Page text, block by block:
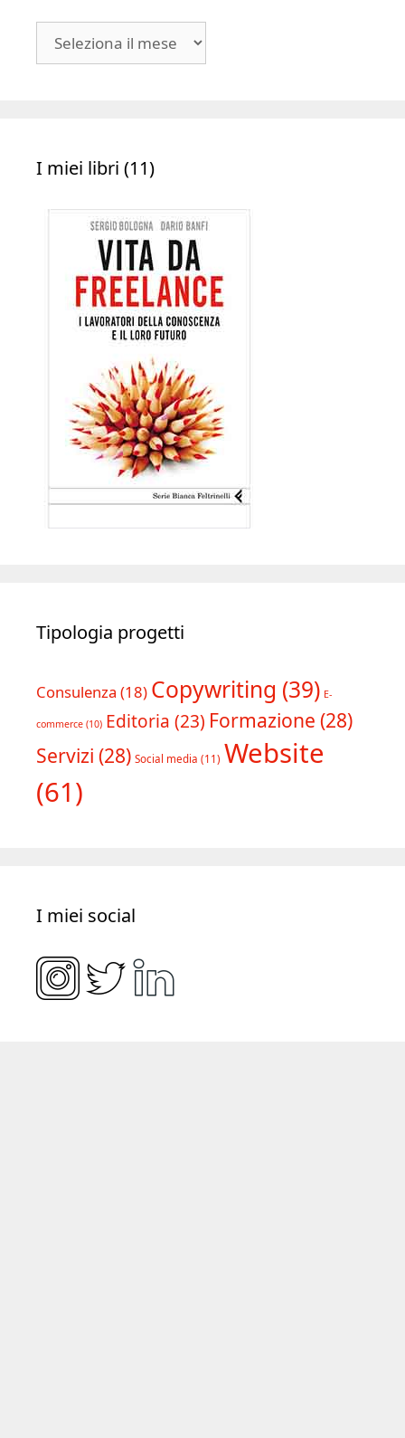
I miei libri (11)
Tipologia progetti
Consulenza (18) Copywriting (39) E-
commerce (10) Editoria (23) Formazione (28)
Servizi (28) Social media (11) Website
(61)
I miei social